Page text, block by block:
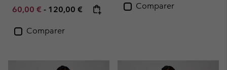
Minimum sale price:
60,00 € - Maximum price:
120,00 €
Comparer
Comparer